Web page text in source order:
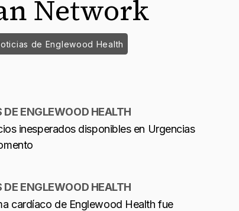
Network
de Englewood Health
DE ENGLEWOOD HEALTH
inesperados disponibles en Urgencias
DE ENGLEWOOD HEALTH
cardíaco de Englewood Health fue